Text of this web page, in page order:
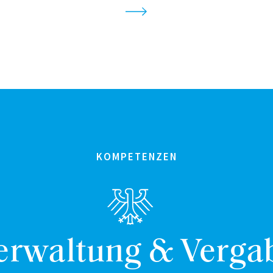
KOMPETENZEN
&